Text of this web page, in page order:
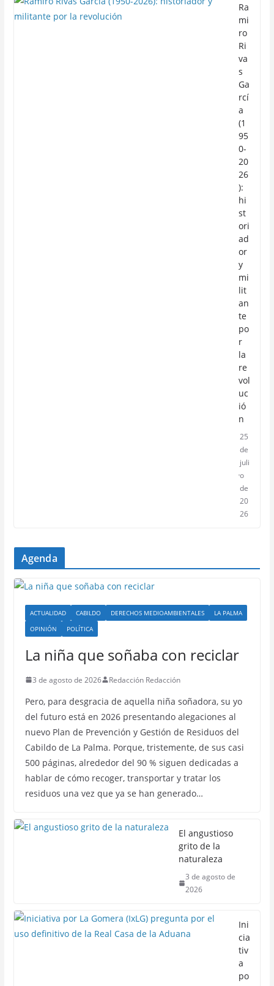
Ra
mi
ro
Ri
va
s
Ga
rcí
a
(1
95
0-
20
26
):
hi
st
ori
ad
or
y
mi
lit
an
te
po
r
la
re
vol
uc
ió
n
25
de
juli
o
de
20
26
Agenda
ACTUALIDAD CABILDO DERECHOS MEDIOAMBIENTALES
LA PALMA
OPINIÓN
POLÍTICA
La niña que soñaba con reciclar
3 de agosto de 2026 Redacción Redacción
Pero, para desgracia de aquella niña soñadora, su yo
del futuro está en 2026 presentando alegaciones al
nuevo Plan de Prevención y Gestión de Residuos del
Cabildo de La Palma. Porque, tristemente, de sus casi
500 páginas, alrededor del 90 % siguen dedicadas a
hablar de cómo recoger, transportar y tratar los
residuos una vez que ya se han generado…
El angustioso
grito de la
naturaleza
3 de agosto de
2026
Ini
cia
tiv
a
po